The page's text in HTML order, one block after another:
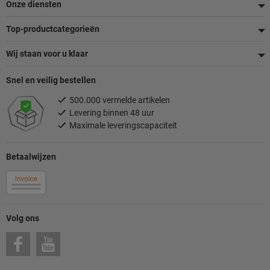
Onze diensten
Top-productcategorieën
Wij staan voor u klaar
Volg ons
Betaalwijzen
Snel en veilig bestellen
500.000 vermelde artikelen
Levering binnen 48 uur
Maximale leveringscapaciteit